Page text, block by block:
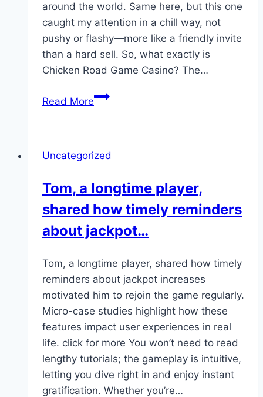
around the world. Same here, but this one
caught my attention in a chill way, not
pushy or flashy—more like a friendly invite
than a hard sell. So, what exactly is
Chicken Road Game Casino? The…
Read MoreAlex
tournament
enjoying
not
only
the…
Uncategorized
Tom, a longtime player,
shared how timely reminders
about jackpot…
Tom, a longtime player, shared how timely
reminders about jackpot increases
motivated him to rejoin the game regularly.
Micro-case studies highlight how these
features impact user experiences in real
life. click for more You won’t need to read
lengthy tutorials; the gameplay is intuitive,
letting you dive right in and enjoy instant
gratification. Whether you’re…